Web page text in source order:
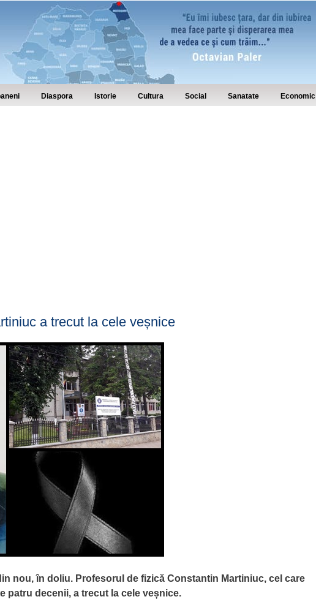
Diaspora Istorie Cultura Social Sanatate Economic
a trecut la cele veșnice
nou, în doliu. Profesorul de fizică Constantin Martiniuc, cel care
patru decenii, a trecut la cele veșnice.